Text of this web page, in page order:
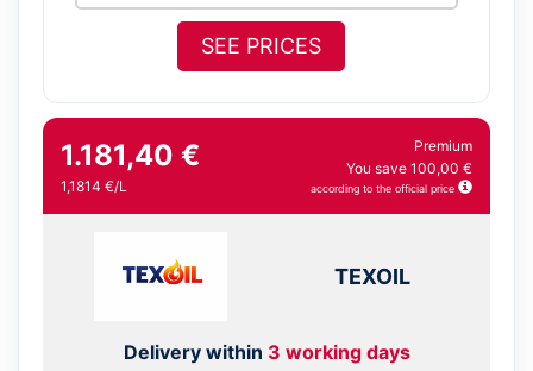
SEE PRICES
1.181,40 €
1,1814 €/L
Premium
You save 100,00 €
according to the official price
TEXOIL
Delivery within 3 working days